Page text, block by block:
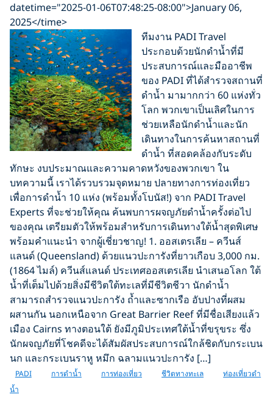
datetime="2025-01-06T07:48:25-08:00">January 06,
2025</time>
ทีมงาน PADI Travel
ประกอบด้วยนักดำน้ำที่มี
ประสบการณ์และมืออาชีพ
ของ PADI ที่ได้สำรวจสถานที่
ดำน้ำ มามากกว่า 60 แห่งทั่ว
โลก พวกเขาเป็นเลิศในการ
ช่วยเหลือนักดำน้ำและนัก
เดินทางในการค้นหาสถานที่
ดำน้ำ ที่สอดคล้องกับระดับ
ทักษะ งบประมาณและความคาดหวังของพวกเขา ใน
บทความนี้ เราได้รวบรวมจุดหมาย ปลายทางการท่องเที่ยว
เพื่อการดำน้ำ 10 แห่ง (พร้อมทั้งโบนัส!) จาก PADI Travel
Experts ที่จะช่วยให้คุณ ค้นพบการผจญภัยดำน้ำครั้งต่อไป
ของคุณ เตรียมตัวให้พร้อมสำหรับการเดินทางใต้น้ำสุดพิเศษ
พร้อมคำแนะนำ จากผู้เชี่ยวชาญ! 1. ออสเตรเลีย – ควีนส์
แลนด์ (Queensland) ด้วยแนวปะการังที่ยาวเกือบ 3,000 กม.
(1864 ไมล์) ควีนส์แลนด์ ประเทศออสเตรเลีย นำเสนอโลก ใต้
น้ำที่เต็มไปด้วยสิ่งมีชีวิตใต้ทะเลที่มีชีวิตชีวา นักดำน้ำ
สามารถสำรวจแนวปะการัง ถ้ำและซากเรือ อับปางที่ผสม
ผสานกัน นอกเหนือจาก Great Barrier Reef ที่มีชื่อเสียงแล้ว
เมือง Cairns ทางตอนใต้ ยังมีภูมิประเทศใต้น้ำที่ขรุขระ ซึ่ง
นักผจญภัยที่โชคดีจะได้สัมผัสประสบการณ์ใกล้ชิดกับกระเบน
นก และกระเบนราหู หมึก ฉลามแนวปะการัง […]
PADI การดำน้ำ การท่องเที่ยว ชีวิตทางทะเล
ท่องเที่ยวดำ
น้ำ